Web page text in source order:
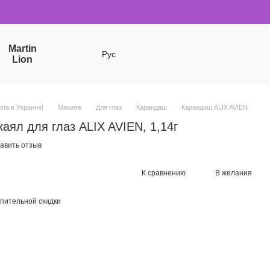
Martin
Lion
Рус
в Украине! Макияж Для глаз Карандаш Карандаш ALIX AVIEN
для глаз ALIX AVIEN, 1,14г
отзыв
К сравнению В желания
скидки